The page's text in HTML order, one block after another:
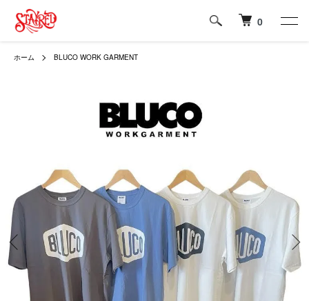
0
ホーム BLUCO WORK GARMENT